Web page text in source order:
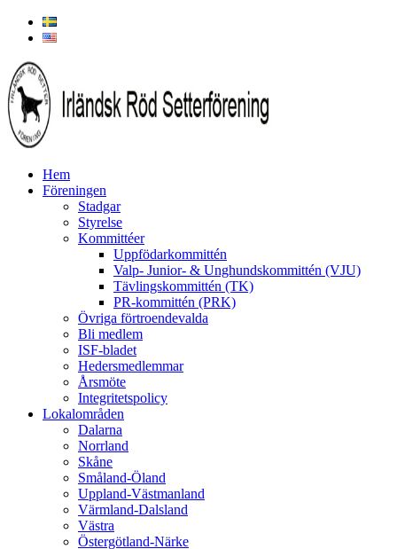
Hem
Föreningen
Stadgar
Styrelse
Kommittéer
Uppfödarkommittén
Valp- Junior- & Unghundskommittén (VJU)
Tävlingskommittén (TK)
PR-kommittén (PRK)
Övriga förtroendevalda
Bli medlem
ISF-bladet
Hedersmedlemmar
Årsmöte
Integritetspolicy
Lokalområden
Dalarna
Norrland
Skåne
Småland-Öland
Uppland-Västmanland
Värmland-Dalsland
Västra
Östergötland-Närke